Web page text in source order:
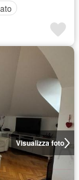
Visualizza foto